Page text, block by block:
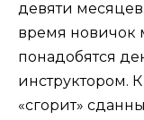
девяти
время новичок
понадобятся
инструктором.
«сгорит»